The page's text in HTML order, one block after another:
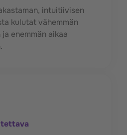
intuitiivisen
kulutat vähemmän
enemmän aikaa